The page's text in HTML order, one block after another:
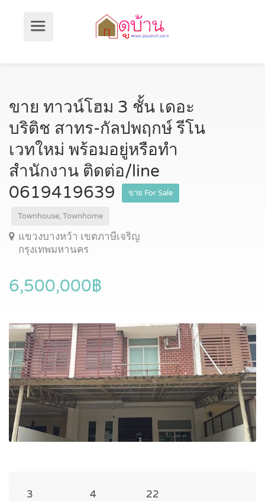
ขาย ทาวน์โฮม 3 ชั้น เดอะ
บริติช สาทร-กัลปพฤกษ์ รีโน
เวทใหม่ พร้อมอยู่หรือทำ
สำนักงาน ติดต่อ/line
0619419639
ขาย For Sale
Townhouse, Townhome
แขวงบางหว้า เขตภาษีเจริญ
กรุงเทพมหานคร
6,500,000฿
3
4
22